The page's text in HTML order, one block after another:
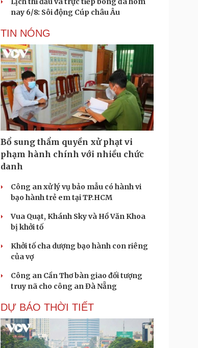
nay 6/8: Sôi động Cúp châu Âu
TIN NÓNG
Bổ sung thẩm quyền xử phạt vi
phạm hành chính với nhiều chức
danh
Công an xử lý vụ bảo mẫu có hành vi
bạo hành trẻ em tại TP.HCM
Vua Quạt, Khánh Sky và Hồ Văn Khoa
bị khởi tố
Khởi tố cha dượng bạo hành con riêng
của vợ
Công an Cần Thơ bàn giao đối tượng
truy nã cho công an Đà Nẵng
DỰ BÁO THỜI TIẾT